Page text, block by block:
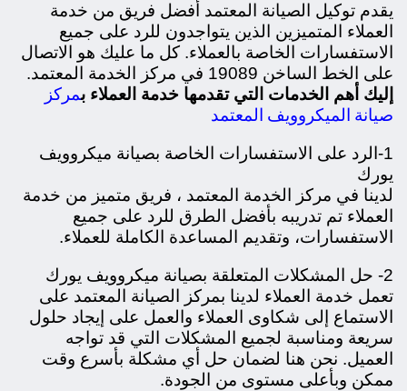
يقدم توكيل الصيانة المعتمد أفضل فريق من خدمة
العملاء المتميزين الذين يتواجدون للرد على جميع
الاستفسارات الخاصة بالعملاء. كل ما عليك هو الاتصال
على الخط الساخن 19089 في مركز الخدمة المعتمد.
إليك أهم الخدمات التي تقدمها خدمة العملاء بمركز
صيانة الميكروويف المعتمد
1-الرد على الاستفسارات الخاصة بصيانة ميكروويف
يورك
لدينا في مركز الخدمة المعتمد ، فريق متميز من خدمة
العملاء تم تدريبه بأفضل الطرق للرد على جميع
الاستفسارات، وتقديم المساعدة الكاملة للعملاء.
2- حل المشكلات المتعلقة بصيانة ميكروويف يورك
تعمل خدمة العملاء لدينا بمركز الصيانة المعتمد على
الاستماع إلى شكاوى العملاء والعمل على إيجاد حلول
سريعة ومناسبة لجميع المشكلات التي قد تواجه
العميل. نحن هنا لضمان حل أي مشكلة بأسرع وقت
ممكن وبأعلى مستوى من الجودة.